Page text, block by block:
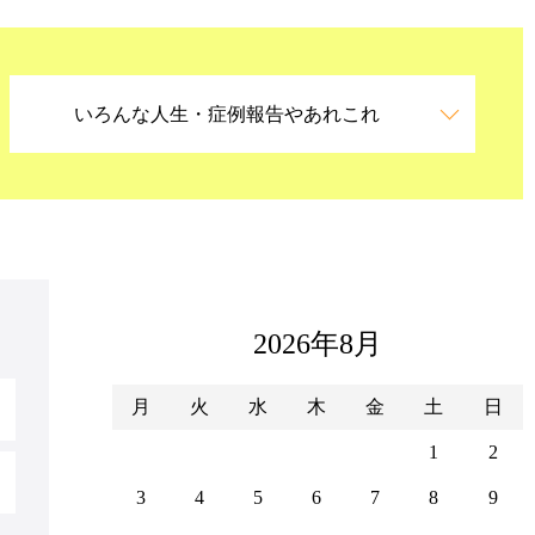
いろんな人生・症例報告やあれこれ
2026年8月
月 火 水 木 金 土 日
1 2
3 4 5 6 7 8 9